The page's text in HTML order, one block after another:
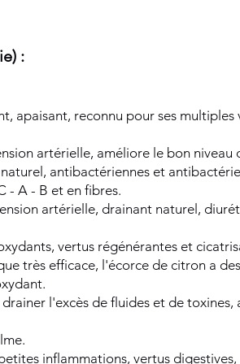
:
apaisant, reconnu pour ses
artérielle, améliore le bon niveau
antibactériennes et
- A - B et en fibres.
artérielle, drainant naturel,
vertus régénérantes et
très efficace, l'écorce de citron a
l'excès de fluides et de
inflammations, vertus